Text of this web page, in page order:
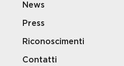
News
Press
Riconoscimenti
Contatti